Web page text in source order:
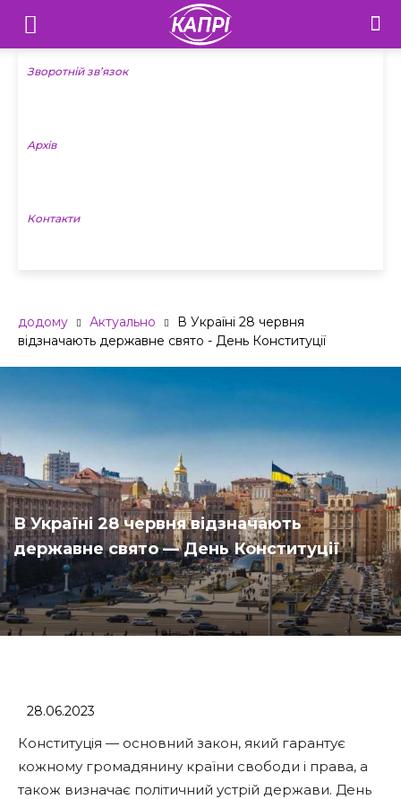
Телебачення
«Капрі»
Новини
Зворотній зв’язок
Архів
Контакти
додому Актуально
В Україні 28 червня
відзначають державне свято - День Конституції
В Україні 28 червня відзначають
державне свято — День Конституції
28.06.2023
Конституція — основний закон, який гарантує
кожному громадянину країни свободи і права, а
також визначає політичний устрій держави. День